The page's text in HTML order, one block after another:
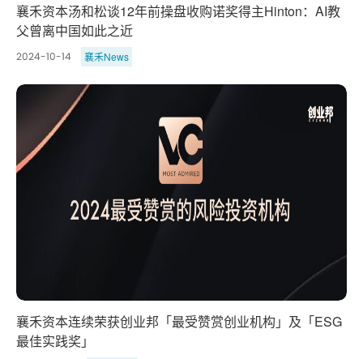
襄禾资本汤和松谈12年前操盘收购诺奖得主Hinton：AI教
父曾离中国如此之近
2024-10-14 襄禾News
襄禾资本连续荣获创业邦「最受赞赏创业机构」及「ESG
最佳实践奖」